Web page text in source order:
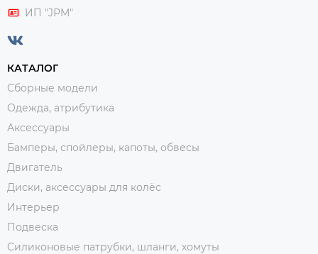
ИП "JPM"
КАТАЛОГ
Сборные модели
Одежда, атрибутика
Аксессуары
Бамперы, спойлеры, капоты, обвесы
Двигатель
Диски, аксессуары для колёс
Интерьер
Подвеска
Силиконовые патрубки, шланги, хомуты